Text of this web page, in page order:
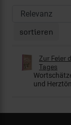
Zur Feier
Tages
und